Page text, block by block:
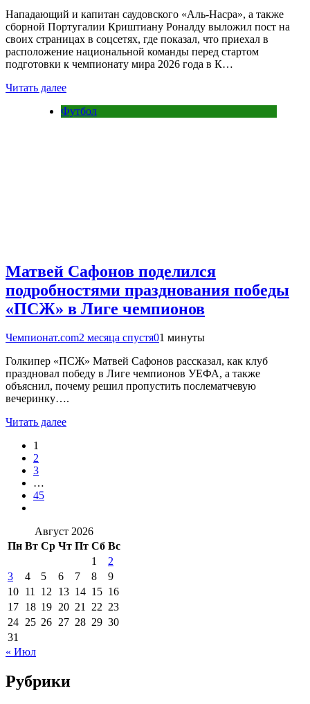
Нападающий и капитан саудовского «Аль-Насра», а также
сборной Португалии Криштиану Роналду выложил пост на
своих страницах в соцсетях, где показал, что приехал в
расположение национальной команды перед стартом
подготовки к чемпионату мира 2026 года в К…
Читать далее
Футбол
Матвей Сафонов поделился
подробностями празднования победы
«ПСЖ» в Лиге чемпионов
Чемпионат.com2 месяца спустя01 минуты
Голкипер «ПСЖ» Матвей Сафонов рассказал, как клуб
праздновал победу в Лиге чемпионов УЕФА, а также
объяснил, почему решил пропустить послематчевую
вечеринку….
Читать далее
1
2
3
…
45
Август 2026
Пн Вт Ср Чт Пт Сб Вс
1
2
3
4 5 6 7 8
9
10 11 12 13 14 15 16
17 18 19 20 21 22 23
24 25 26 27 28 29 30
31
« Июл
Рубрики